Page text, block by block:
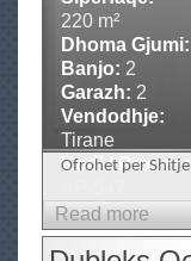
b
a
220 m²
Dhoma Gjumi:
Banjo: 2
Garazh: 2
Vendodhje:
Tirane
Kodi i Prones:
Ofrohet per
Read more
b